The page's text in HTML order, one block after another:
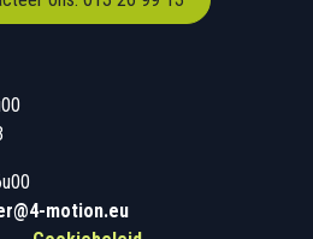
- 15u00
- 16u00
motion.eu